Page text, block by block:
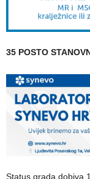
35 POSTO
Status grada dobiva